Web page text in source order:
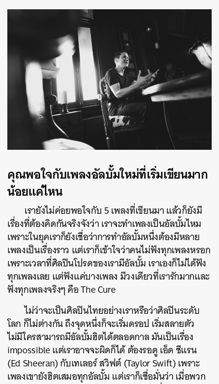
คุณพอใจกับเพลงอัลบั้มใหม่ที่เริ่มเขียนมาก
น้อยแค่ไหน
เรายังไม่ค่อยพอใจกับ 5 เพลงที่เขียนมา แล้วก็ยังมี
เรื่องที่ต้องคิดกันจริงจังว่า เราจะทำเพลงเป็นอัลบั้มไหม
เพราะในยุคเราก็ยังเชื่อว่าการทำอัลบั้มหนึ่งต้องมีหลาย
เพลงเป็นเรื่องราว แต่เราก็เข้าใจว่าคนไม่ฟังทุกเพลงหรอก
เพราะเวลาที่ศิลปินโปรดของเรามีอัลบั้ม เราเองก็ไม่ได้ฟัง
ทุกเพลงเลย แต่ฟังแค่บางเพลง มีวงเดียวที่เรารักมากและ
ฟังทุกเพลงจริงๆ คือ The Cure
ไม่ว่าจะเป็นศิลปินไทยอย่างเราหรือว่าศิลปินระดับ
โลก ก็ไม่ต่างกัน ถึงจุดหนึ่งก็จะเริ่มดรอป เริ่มสลายตัว
ไม่มีใครสามารถมีอัลบั้มฮิตได้ตลอดกาล มันเป็นเรื่อง
impossible แต่เราอาจจะผิดก็ได้ ต้องรอดู เอ็ด ชีแรน
(Ed Sheeran) กับเทเลอร์ สวิฟต์ (Taylor Swift) เพราะ
เพลงเขายังฮิตเสมอทุกอัลบั้ม แต่เราก็เชื่อมั่นว่า เมื่อพวก